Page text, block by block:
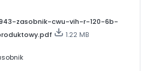
zasobnik-cwu-vih-r-120-6b-
1.22 MB